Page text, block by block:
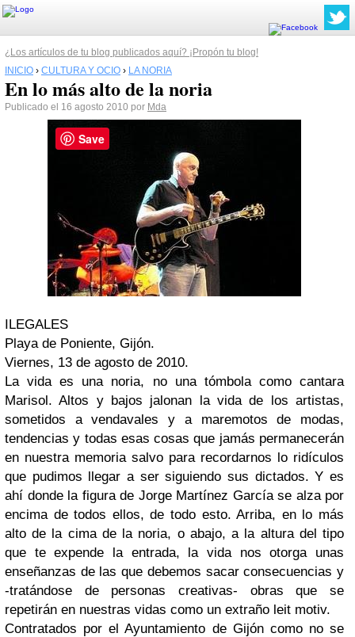
¿Los artículos de tu blog publicados aquí? ¡Propón tu blog!
INICIO › CULTURA Y OCIO › LA NORIA
En lo más alto de la noria
Publicado el 16 agosto 2010 por Mda
ILEGALES
Playa de Poniente, Gijón.
Viernes, 13 de agosto de 2010.
La vida es una noria, no una tómbola como cantara
Marisol. Altos y bajos jalonan la vida de los artistas,
sometidos a vendavales y a maremotos de modas,
tendencias y todas esas cosas que jamás permanecerán
en nuestra memoria salvo para recordarnos lo ridículos
que pudimos llegar a ser siguiendo sus dictados. Y es
ahí donde la figura de Jorge Martínez García se alza por
encima de todos ellos, de todo esto. Arriba, en lo más
alto de la cima de la noria, o abajo, a la altura del tipo
que te expende la entrada, la vida nos otorga unas
enseñanzas de las que debemos sacar consecuencias y
-tratándose de personas creativas- obras que se
repetirán en nuestras vidas como un extraño leit motiv.
Contratados por el Ayuntamiento de Gijón como no se
Save